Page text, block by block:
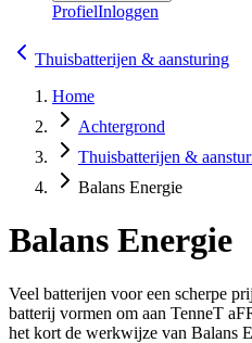
ProfielInloggen
Thuisbatterijen & aansturing
Home
Achtergrond
Thuisbatterijen &
Balans Energie
Balans Energie
Veel batterijen voor een scherpe
batterij vormen om aan TenneT
het kort de werkwijze van Balans